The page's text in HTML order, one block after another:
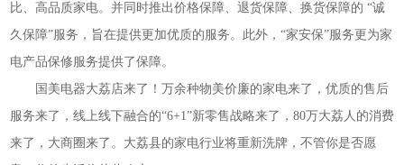
比、高品质家电。并同时推出价格保障、退货保障、换货保障的 “诚
久保障”服务，旨在提供更加优质的服务。此外，“家安保”服务更为家
电产品保修服务提供了保障。
国美电器大荔店来了！万余种物美价廉的家电来了，优质的售后
服务来了，线上线下融合的“6+1”新零售战略来了，80万大荔人的消费
来了，大商圈来了。大荔县的家电行业将重新洗牌，不管你是否愿